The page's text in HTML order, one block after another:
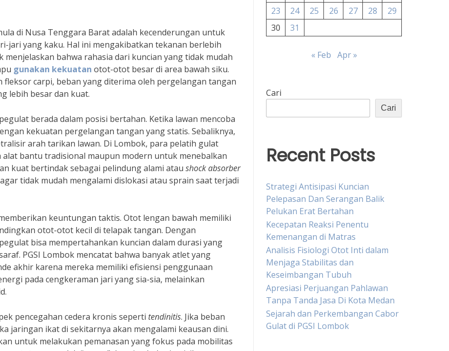
di Nusa Tenggara Barat adalah kecenderungan untuk
jari yang kaku. Hal ini mengakibatkan tekanan berlebih
bahwa rahasia dari kuncian yang tidak mudah
gunakan kekuatan otot-otot besar di area bawah siku.
carpi, beban yang diterima oleh pergelangan tangan
lebih besar dan kuat.
berada dalam posisi bertahan. Ketika lawan mencoba
kekuatan pergelangan tangan yang statis. Sebaliknya,
arah tarikan lawan. Di Lombok, para pelatih gulat
bantu tradisional maupun modern untuk menebalkan
kuat bertindak sebagai pelindung alami atau shock absorber
tidak mudah mengalami dislokasi atau sprain saat terjadi
keuntungan taktis. Otot lengan bawah memiliki
otot-otot kecil di telapak tangan. Dengan
bisa mempertahankan kuncian dalam durasi yang
PGSI Lombok mencatat bahwa banyak atlet yang
akhir karena mereka memiliki efisiensi penggunaan
pada cengkeraman jari yang sia-sia, melainkan
pencegahan cedera kronis seperti tendinitis. Jika beban
jaringan ikat di sekitarnya akan mengalami keausan dini.
untuk melakukan pemanasan yang fokus pada mobilitas
23
24 25 26 27 28
29
30
31
« Feb Apr »
Cari
Cari
Recent Posts
Strategi Antisipasi Kuncian
Pelepasan Dan Serangan Balik
Pelukan Erat Bertahan
Kecepatan Reaksi Penentu
Kemenangan di Matras
Analisis Fisiologi Otot Inti dalam
Menjaga Stabilitas dan
Keseimbangan Tubuh
Apresiasi Perjuangan Pahlawan
Tanpa Tanda Jasa Di Kota Medan
Sejarah dan Perkembangan Cabor
Gulat di PGSI Lombok